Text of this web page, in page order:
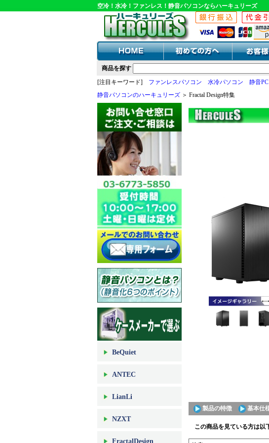
空冷！水冷！ファンレス！静音パソコンならハーキュリーズ
商品を探す
[注目キーワード] ファンレスパソコン 水冷パソコン 静音PC
静音パソコンのハーキュリーズ ＞ Fractal Design特集
BeQuiet
ANTEC
LianLi
NZXT
FractalDesign
製品の特徴 基本仕
この商品を見ている方は以